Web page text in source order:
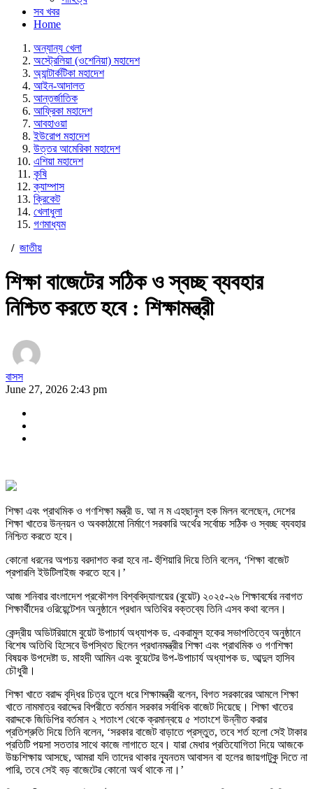
সব খবর
Home
অন্যান্য খেলা
অস্ট্রেলিয়া (ওশেনিয়া) মহাদেশ
অ্যান্টার্কটিকা মহাদেশ
আইন-আদালত
আন্তর্জাতিক
আফ্রিকা মহাদেশ
আবহাওয়া
ইউরোপ মহাদেশ
উত্তর আমেরিকা মহাদেশ
এশিয়া মহাদেশ
কৃষি
ক্যাম্পাস
ক্রিকেট
খেলাধুলা
গণমাধ্যম
/ জাতীয়
শিক্ষা বাজেটের সঠিক ও স্বচ্ছ ব্যবহার
নিশ্চিত করতে হবে : শিক্ষামন্ত্রী
বাসস
June 27, 2026 2:43 pm
শিক্ষা এবং প্রাথমিক ও গণশিক্ষা মন্ত্রী ড. আ ন ম এহছানুল হক মিলন বলেছেন, দেশের
শিক্ষা খাতের উন্নয়ন ও অবকাঠামো নির্মাণে সরকারি অর্থের সর্বোচ্চ সঠিক ও স্বচ্ছ ব্যবহার
নিশ্চিত করতে হবে।
কোনো ধরনের অপচয় বরদাশত করা হবে না- হুঁশিয়ারি দিয়ে তিনি বলেন, ‘শিক্ষা বাজেট
প্রপারলি ইউটিলাইজ করতে হবে।’
আজ শনিবার বাংলাদেশ প্রকৌশল বিশ্ববিদ্যালয়ের (বুয়েট) ২০২৫-২৬ শিক্ষাবর্ষের নবাগত
শিক্ষার্থীদের ওরিয়েন্টেশন অনুষ্ঠানে প্রধান অতিথির বক্তব্যে তিনি এসব কথা বলেন।
কেন্দ্রীয় অডিটরিয়ামে বুয়েট উপাচার্য অধ্যাপক ড. একরামুল হকের সভাপতিত্বে অনুষ্ঠানে
বিশেষ অতিথি হিসেবে উপস্থিত ছিলেন প্রধানমন্ত্রীর শিক্ষা এবং প্রাথমিক ও গণশিক্ষা
বিষয়ক উপদেষ্টা ড. মাহদী আমিন এবং বুয়েটের উপ-উপাচার্য অধ্যাপক ড. আব্দুল হাসিব
চৌধুরী।
শিক্ষা খাতে বরাদ্দ বৃদ্ধির চিত্র তুলে ধরে শিক্ষামন্ত্রী বলেন, বিগত সরকারের আমলে শিক্ষা
খাতে নামমাত্র বরাদ্দের বিপরীতে বর্তমান সরকার সর্বাধিক বাজেট দিয়েছে। শিক্ষা খাতের
বরাদ্দকে জিডিপির বর্তমান ২ শতাংশ থেকে ক্রমান্বয়ে ৫ শতাংশে উন্নীত করার
প্রতিশ্রুতি দিয়ে তিনি বলেন, ‘সরকার বাজেট বাড়াতে প্রস্তুত, তবে শর্ত হলো সেই টাকার
প্রতিটি পয়সা সততার সাথে কাজে লাগাতে হবে। যারা মেধার প্রতিযোগিতা দিয়ে আজকে
উচ্চশিক্ষায় আসছে, আমরা যদি তাদের থাকার ন্যূনতম আবাসন বা হলের জায়গাটুকু দিতে না
পারি, তবে সেই বড় বাজেটের কোনো অর্থ থাকে না।’